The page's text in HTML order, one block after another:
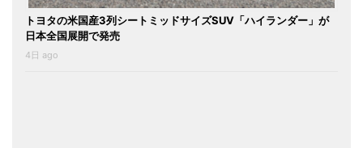
トヨタの米国産3列シートミッドサイズSUV「ハイランダー」が
日本全国展開で発売
4日 ago